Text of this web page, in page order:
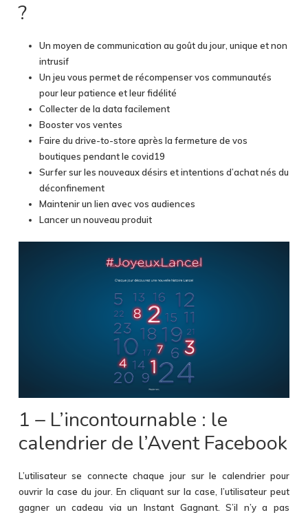
?
Un moyen de communication au goût du jour, unique et non
intrusif
Un jeu vous permet de récompenser vos communautés
pour leur patience et leur fidélité
Collecter de la data facilement
Booster vos ventes
Faire du drive-to-store après la fermeture de vos
boutiques pendant le covid19
Surfer sur les nouveaux désirs et intentions d’achat nés du
déconfinement
Maintenir un lien avec vos audiences
Lancer un nouveau produit
1 – L’incontournable : le
calendrier de l’Avent Facebook
L’utilisateur se connecte chaque jour sur le calendrier pour
ouvrir la case du jour. En cliquant sur la case, l’utilisateur peut
gagner un cadeau via un Instant Gagnant. S’il n’y a pas